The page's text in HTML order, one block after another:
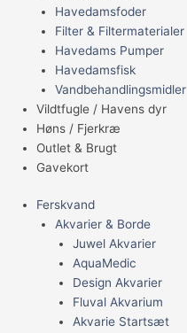
Havedamsfoder
Filter & Filtermaterialer
Havedams Pumper
Havedamsfisk
Vandbehandlingsmidler
Vildtfugle / Havens dyr
Høns / Fjerkræ
Outlet & Brugt
Gavekort
Ferskvand
Akvarier & Borde
Juwel Akvarier
AquaMedic
Design Akvarier
Fluval Akvarium
Akvarie Startsæt